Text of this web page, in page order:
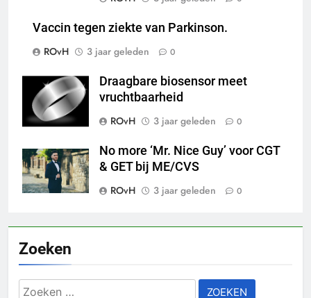
Vaccin tegen ziekte van Parkinson.
ROvH
3 jaar geleden 0
Draagbare biosensor meet
vruchtbaarheid
ROvH
3 jaar geleden 0
No more ‘Mr. Nice Guy’ voor CGT
& GET bij ME/CVS
ROvH
3 jaar geleden 0
Zoeken
Zoeken